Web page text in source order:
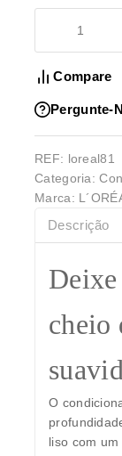
Compare
Pergunte-
REF: loreal81
Categoria:
Marca:
Descrição
cheio
O
liso com